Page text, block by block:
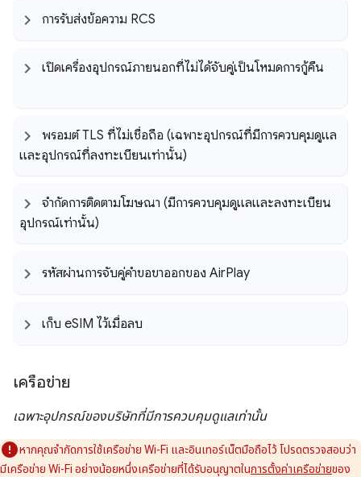
การรับส่งข้อความ RCS
เปิดเครื่องอุปกรณ์ภายนอกที่ไม่ได้จับคู่เป็นโหมดการกู้คืน
พรอมต์ TLS ที่ไม่เชื่อถือ (เฉพาะอุปกรณ์ที่มีการควบคุมดูแล
และอุปกรณ์ที่ลงทะเบียนเท่านั้น)
จำกัดการติดตามโฆษณา (มีการควบคุมดูแลและลงทะเบียน
อุปกรณ์เท่านั้น)
รหัสผ่านการจับคู่คำขอขาออกของ AirPlay
เก็บ eSIM ไว้เมื่อลบ
เครือข่าย
เฉพาะอุปกรณ์ของบริษัทที่มีการควบคุมดูแลเท่านั้น
หากคุณจำกัดการใช้เครือข่าย Wi-Fi และอินเทอร์เน็ตมือถือไว้ โปรดตรวจสอบว่า
มีเครือข่าย Wi-Fi อย่างน้อยหนึ่งเครือข่ายที่ได้รับอนุญาตในการตั้งค่าเครือข่ายของ